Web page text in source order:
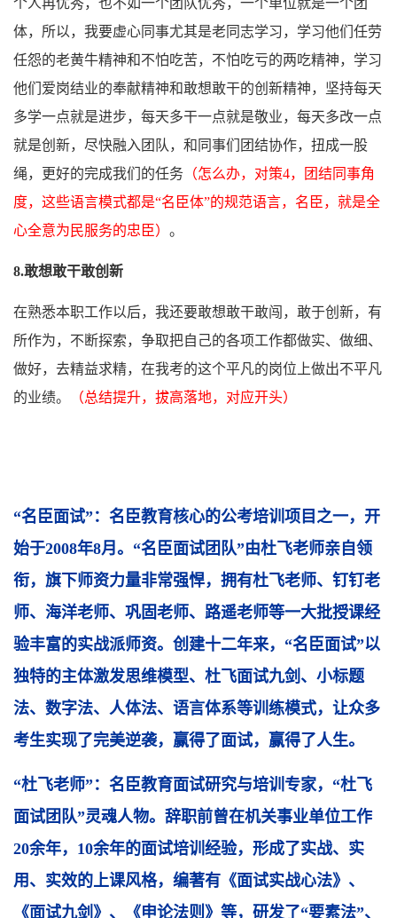
个人再优秀，也不如一个团队优秀， 一个单位就是一个团
体， 所以，我要虚心同事尤其是老同志学习，学习他们任劳
任怨的老黄牛精神和不怕吃苦，不怕吃亏的两吃精神，学习
他们爱岗结业的奉献精神和敢想敢干的创新精神， 坚持每天
多学一点就是进步，每天多干一点就是敬业，每天多改一点
就是创新，尽快融入团队， 和同事们团结协作，扭成一股
绳，更好的完成我们的任务 （怎么办，对策4，团结同事角
度， 这些语言模式都是“名臣体”的规范语言，名臣，就是全
心全意为民服务的忠臣） 。
8.敢想敢干敢创新
在熟悉本职工作以后，我还要敢想敢干敢闯，敢于创新，有
所作为，不断探索，争取把自己的各项工作都做实、做细、
做好，去精益求精，在我考的这个平凡的岗位上做出不平凡
的业绩。
（总结提升，拔高落地，对应开头）
“名臣面试”： 名臣教育核心的公考培训项目之一，开
始于2008年8月。“名臣面试团队”由杜飞老师亲自领
衔，旗下师资力量非常强悍，拥有杜飞老师、钉钉老
师、海洋老师、巩固老师、路遥老师等一大批授课经
验丰富的实战派师资。创建十二年来，“名臣面试”以
独特的主体激发思维模型、杜飞面试九剑、小标题
法、数字法、人体法、语言体系等训练模式，让众多
考生实现了完美逆袭，赢得了面试，赢得了人生。
“杜飞老师”：名臣教育面试研究与培训专家， “杜飞
面试团队”灵魂人物。辞职前曾在机关事业单位工作
20余年，10余年的面试培训经验，形成了实战、实
用、实效的上课风格，编著有 《面试实战心法》、
《面试九剑》、
《申论法则 》 等，研发了“要素法”、